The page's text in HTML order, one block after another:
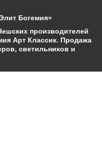
Богемия»
производителей
Арт Классик. Продажа
светильников и